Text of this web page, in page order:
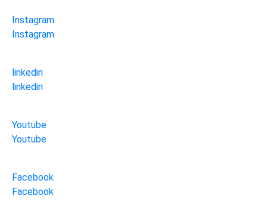
Instagram
Instagram
linkedin
linkedin
Youtube
Youtube
Facebook
Facebook